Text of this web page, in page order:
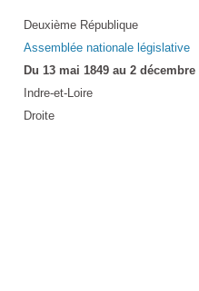
Deuxième République
Assemblée nationale législative
Du 13 mai 1849 au 2 décembre
Indre-et-Loire
Droite